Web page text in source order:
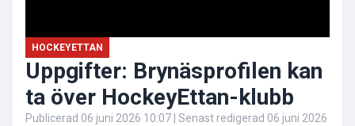
HOCKEYETTAN
Uppgifter: Brynäsprofilen kan
ta över HockeyEttan-klubb
Publicerad 06 juni 2026 10:07 | Senast redigerad 06 juni 2026